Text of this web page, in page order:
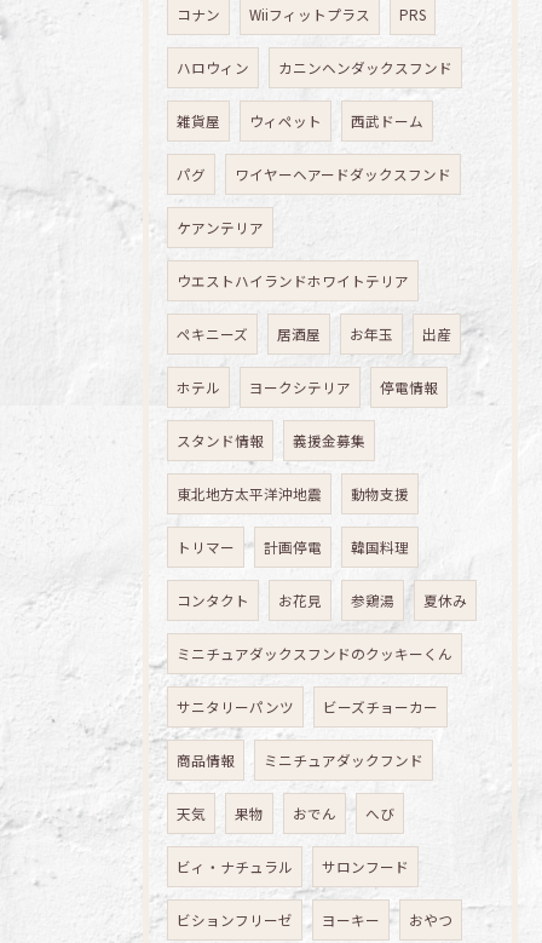
コナン Wiiフィットプラス PRS
ハロウィン カニンヘンダックスフンド
雑貨屋 ウィペット 西武ドーム
パグ ワイヤーヘアードダックスフンド
ケアンテリア
ウエストハイランドホワイトテリア
ペキニーズ 居酒屋 お年玉 出産
ホテル ヨークシテリア 停電情報
スタンド情報 義援金募集
東北地方太平洋沖地震 動物支援
トリマー 計画停電 韓国料理
コンタクト お花見 参鶏湯 夏休み
ミニチュアダックスフンドのクッキーくん
サニタリーパンツ ビーズチョーカー
商品情報 ミニチュアダックフンド
天気 果物 おでん へび
ビィ・ナチュラル サロンフード
ビションフリーゼ ヨーキー おやつ